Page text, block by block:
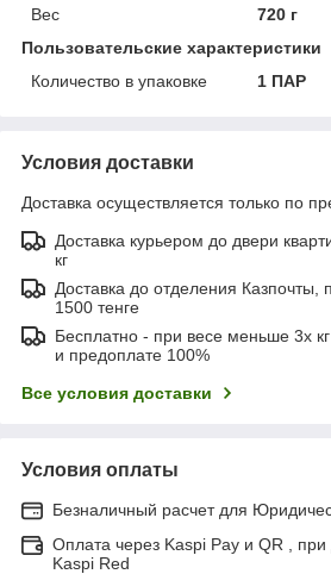
Вес
720 г
Пользовательские характеристики
Количество в упаковке
1 ПАР
Условия доставки
Доставка осуществляется только по
Доставка курьером до двери
кг
Доставка до отделения Казпочты,
1500 тенге
Бесплатно - при весе меньше 3х
и предоплате 100%
Все условия доставки
Условия оплаты
Безналичный расчет для
Оплата через Kaspi Pay и QR , при
Kaspi Red